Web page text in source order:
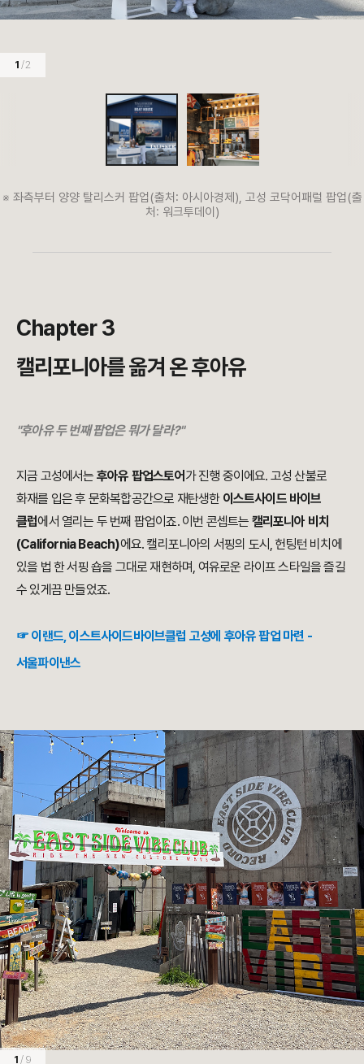
1 / 2
※ 좌측부터 양양 탈리스커 팝업(출처: 아시아경제), 고성 코닥어패럴 팝업(출
처: 워크투데이)
Chapter 3
캘리포니아를 옮겨 온 후아유
"후아유 두 번째 팝업은 뭐가 달라?"
지금 고성에서는 후아유 팝업스토어 가 진행 중이에요. 고성 산불로
화재를 입은 후 문화복합공간으로 재탄생한 이스트사이드 바이브
클럽에서 열리는 두 번째 팝업이죠. 이번 콘셉트는 캘리포니아 비치
(California Beach)에요. 캘리포니아의 서핑의 도시, 헌팅턴 비치에
있을 법 한 서핑 숍을 그대로 재현하며, 여유로운 라이프 스타일을 즐길
수 있게끔 만들었죠.
☞ 이랜드, 이스트사이드바이브클럽 고성에 후아유 팝업 마련 -
서울파이낸스
1 / 9